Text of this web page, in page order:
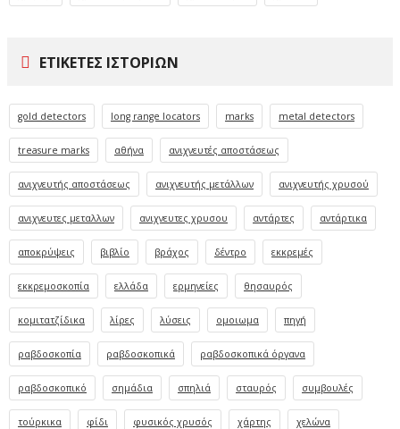
ΕΤΙΚΈΤΕΣ ΙΣΤΟΡΙΏΝ
gold detectors long range locators marks metal detectors
treasure marks αθήνα ανιχνευτές αποστάσεως
ανιχνευτής αποστάσεως ανιχνευτής μετάλλων ανιχνευτής χρυσού
ανιχνευτες μεταλλων ανιχνευτες χρυσου αντάρτες αντάρτικα
αποκρύψεις βιβλίο βράχος δέντρο εκκρεμές
εκκρεμοσκοπία ελλάδα ερμηνείες θησαυρός
κομιτατζίδικα λίρες λύσεις ομοιωμα πηγή
ραβδοσκοπία ραβδοσκοπικά ραβδοσκοπικά όργανα
ραβδοσκοπικό σημάδια σπηλιά σταυρός συμβουλές
τούρκικα φίδι φυσικός χρυσός χάρτης χελώνα